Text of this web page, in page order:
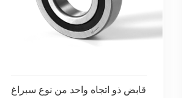
قابض ذو اتجاه واحد من نوع سبراغ